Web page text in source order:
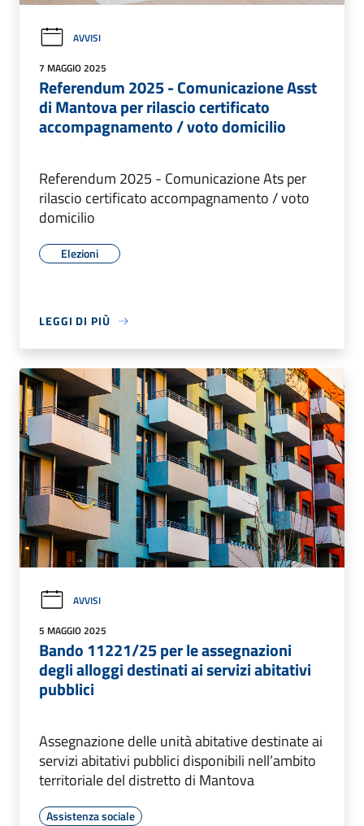
AVVISI
7 MAGGIO 2025
Referendum 2025 - Comunicazione Asst
di Mantova per rilascio certificato
accompagnamento / voto domicilio
Referendum 2025 - Comunicazione Ats per
rilascio certificato accompagnamento / voto
domicilio
Elezioni
LEGGI DI PIÙ
AVVISI
5 MAGGIO 2025
Bando 11221/25 per le assegnazioni
degli alloggi destinati ai servizi abitativi
pubblici
Assegnazione delle unità abitative destinate ai
servizi abitativi pubblici disponibili nell’ambito
territoriale del distretto di Mantova
Assistenza sociale